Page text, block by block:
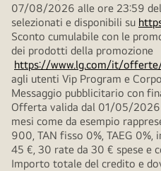
07/08/2026 alle ore 23:59
selezionati e disponibili su
Sconto cumulabile con le
dei prodotti della promozione
https://www.lg.com/it/
agli utenti Vip Program e
Messaggio pubblicitario con
Offerta valida dal 01/05/
mesi come da esempio
900, TAN fisso 0%, TAEG
45 €, 30 rate da 30 € spese e
Importo totale del credito e